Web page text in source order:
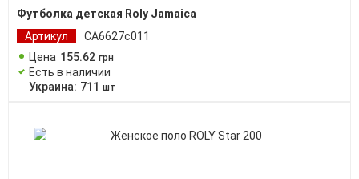
Футболка детская Roly Jamaica
Артикул
CA6627c011
Цена 155.62 грн
Есть в наличии
Украина: 711 шт